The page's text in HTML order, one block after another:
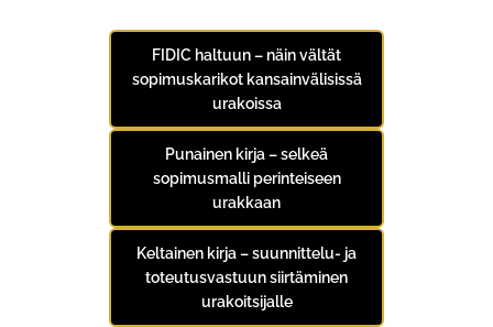
FIDIC haltuun – näin vältät
sopimuskarikot kansainvälisissä
urakoissa
Punainen kirja – selkeä
sopimusmalli perinteiseen
urakkaan
Keltainen kirja – suunnittelu- ja
toteutusvastuun siirtäminen
urakoitsijalle